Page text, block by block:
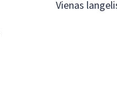
Vienas